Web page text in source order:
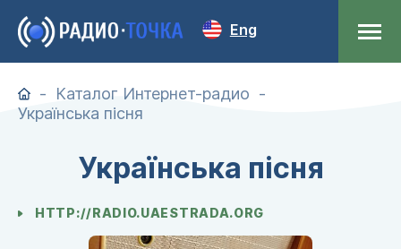
Eng
Каталог Интернет-радио
Українська пісня
Українська пісня
HTTP://RADIO.UAESTRADA.ORG